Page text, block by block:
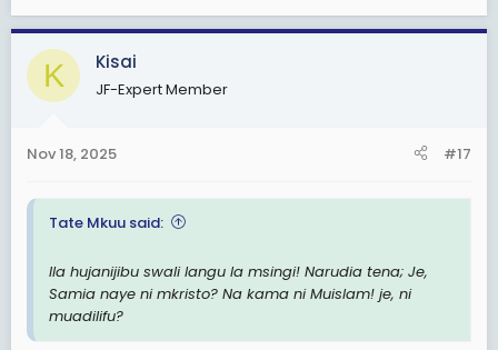
K Kisai
JF-Expert Member
Nov 18, 2025 #17
Tate Mkuu said:
Ila hujanijibu swali langu la msingi! Narudia tena; Je,
Samia naye ni mkristo? Na kama ni Muislam! je, ni
muadilifu?